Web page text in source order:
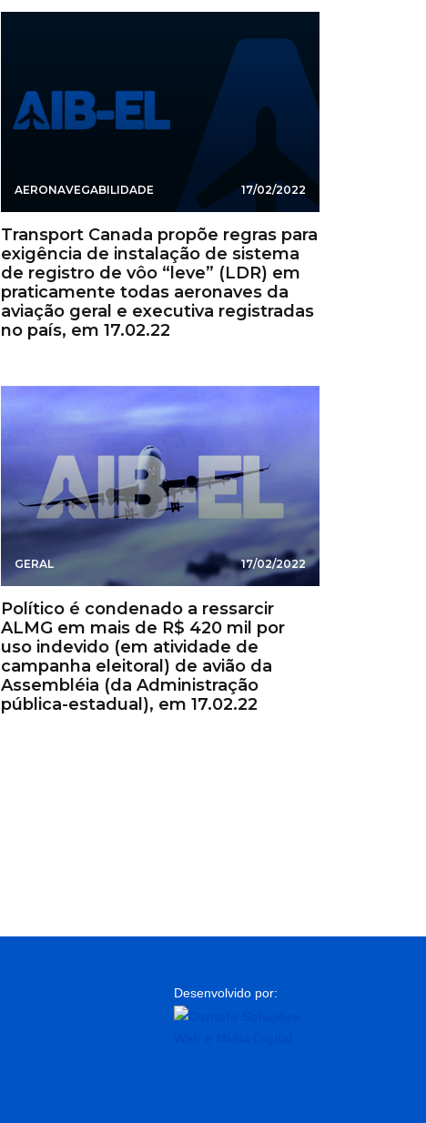
AERONAVEGABILIDADE 17/02/2022
Transport Canada propõe regras para
exigência de instalação de sistema
de registro de vôo “leve” (LDR) em
praticamente todas aeronaves da
aviação geral e executiva registradas
no país, em 17.02.22
GERAL 17/02/2022
Político é condenado a ressarcir
ALMG em mais de R$ 420 mil por
uso indevido (em atividade de
campanha eleitoral) de avião da
Assembléia (da Administração
pública-estadual), em 17.02.22
Desenvolvido por: